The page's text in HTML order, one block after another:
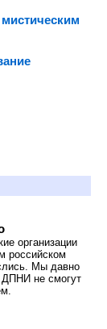
организации
российском
Мы давно
ДПНИ не смогут